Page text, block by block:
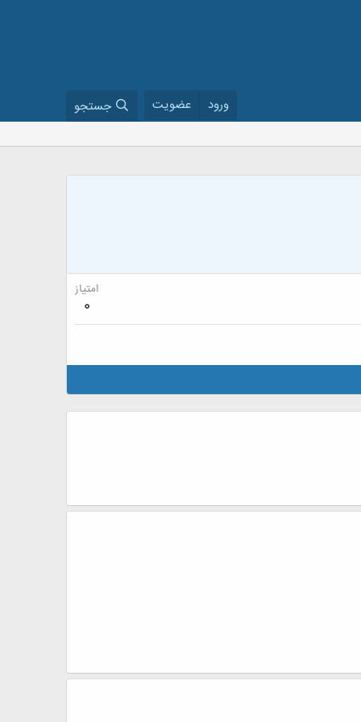
ورود عضویت جستجو
امتیاز
0